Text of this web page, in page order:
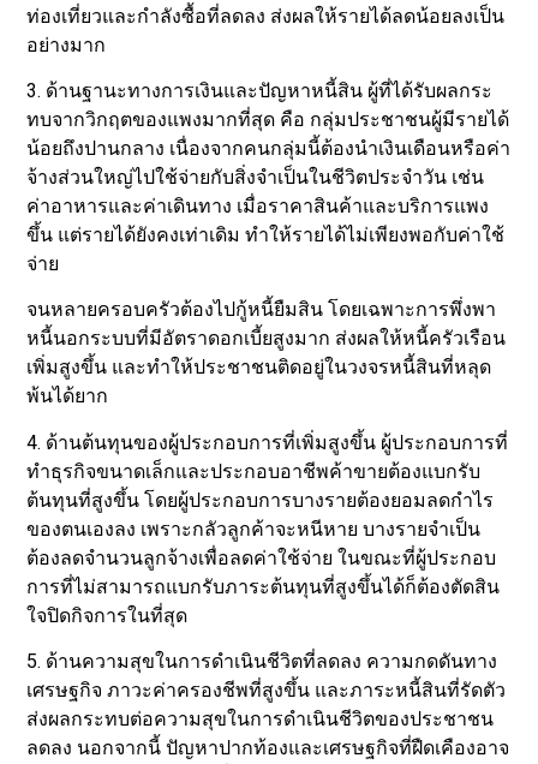
ท่องเที่ยวและกำลังซื้อที่ลดลง ส่งผลให้รายได้ลดน้อยลงเป็น
อย่างมาก
3. ด้านฐานะทางการเงินและปัญหาหนี้สิน ผู้ที่ได้รับผลกระ
ทบจากวิกฤตของแพงมากที่สุด คือ กลุ่มประชาชนผู้มีรายได้
น้อยถึงปานกลาง เนื่องจากคนกลุ่มนี้ต้องนำเงินเดือนหรือค่า
จ้างส่วนใหญ่ไปใช้จ่ายกับสิ่งจำเป็นในชีวิตประจำวัน เช่น
ค่าอาหารและค่าเดินทาง เมื่อราคาสินค้าและบริการแพง
ขึ้น แต่รายได้ยังคงเท่าเดิม ทำให้รายได้ไม่เพียงพอกับค่าใช้
จ่าย
จนหลายครอบครัวต้องไปกู้หนี้ยืมสิน โดยเฉพาะการพึ่งพา
หนี้นอกระบบที่มีอัตราดอกเบี้ยสูงมาก ส่งผลให้หนี้ครัวเรือน
เพิ่มสูงขึ้น และทำให้ประชาชนติดอยู่ในวงจรหนี้สินที่หลุด
พ้นได้ยาก
4. ด้านต้นทุนของผู้ประกอบการที่เพิ่มสูงขึ้น ผู้ประกอบการที่
ทำธุรกิจขนาดเล็กและประกอบอาชีพค้าขายต้องแบกรับ
ต้นทุนที่สูงขึ้น โดยผู้ประกอบการบางรายต้องยอมลดกำไร
ของตนเองลง เพราะกลัวลูกค้าจะหนีหาย บางรายจำเป็น
ต้องลดจำนวนลูกจ้างเพื่อลดค่าใช้จ่าย ในขณะที่ผู้ประกอบ
การที่ไม่สามารถแบกรับภาระต้นทุนที่สูงขึ้นได้ก็ต้องตัดสิน
ใจปิดกิจการในที่สุด
5. ด้านความสุขในการดำเนินชีวิตที่ลดลง ความกดดันทาง
เศรษฐกิจ ภาวะค่าครองชีพที่สูงขึ้น และภาระหนี้สินที่รัดตัว
ส่งผลกระทบต่อความสุขในการดำเนินชีวิตของประชาชน
ลดลง นอกจากนี้ ปัญหาปากท้องและเศรษฐกิจที่ฝืดเคืองอาจ